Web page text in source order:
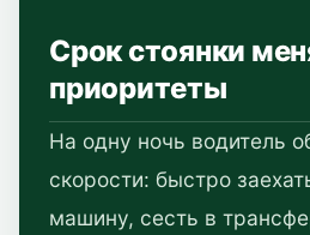
Срок стоянки
приоритеты
На одну ночь водитель
скорости: быстро
машину, сесть в